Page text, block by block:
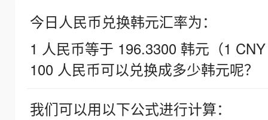
今日人民币兑换韩元汇率为：
1 人民币等于 196.3300 韩元（1
100 人民币可以兑换成多少韩元呢？
我们可以用以下公式进行计算：